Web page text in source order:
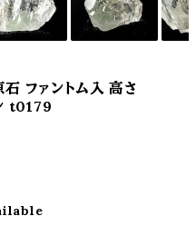
ファントム入 高さ
t0179